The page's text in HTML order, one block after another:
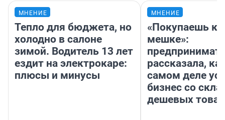
МНЕНИЕ
Тепло для бюджета, но
холодно в салоне
зимой. Водитель 13 лет
ездит на электрокаре:
плюсы и минусы
МНЕНИЕ
«Покупаешь
мешке»:
рассказала,
самом деле
бизнес со
дешевых